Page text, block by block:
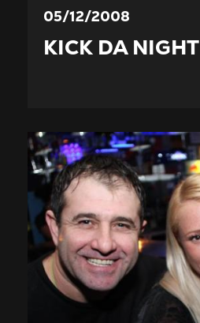
05/12/2008
KICK DA NIGHT